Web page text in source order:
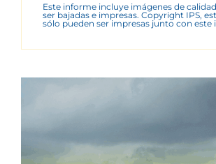
Este informe incluye imágenes de
ser bajadas e impresas. Copyright IPS,
sólo pueden ser impresas junto con este